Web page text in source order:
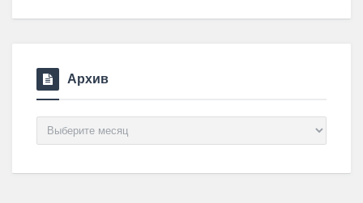
Архив
Архив